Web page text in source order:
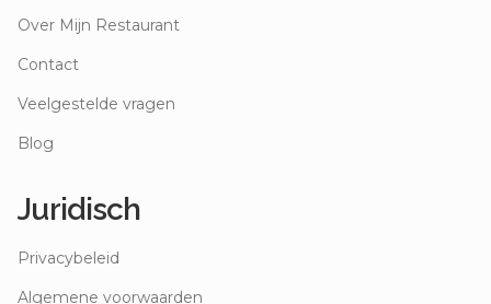
Over Mijn Restaurant
Contact
Veelgestelde vragen
Blog
Juridisch
Privacybeleid
Algemene voorwaarden